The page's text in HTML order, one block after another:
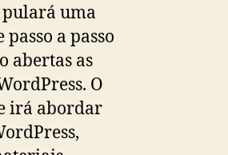
pulará uma
a passo
abertas as
O
irá abordar